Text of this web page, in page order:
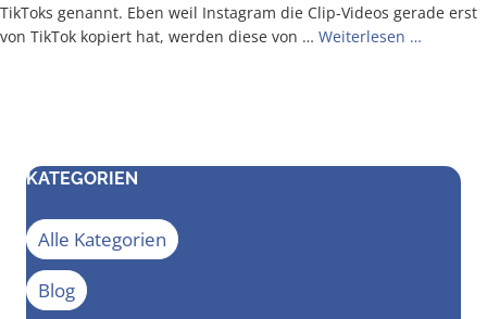
Tik­Toks genannt. Eben weil Insta­gram die Clip-Vide­os gera­de erst
von Tik­Tok kopiert hat, wer­den die­se von … Wei­ter­le­sen …
KATEGORIEN
Alle Kategorien
Blog